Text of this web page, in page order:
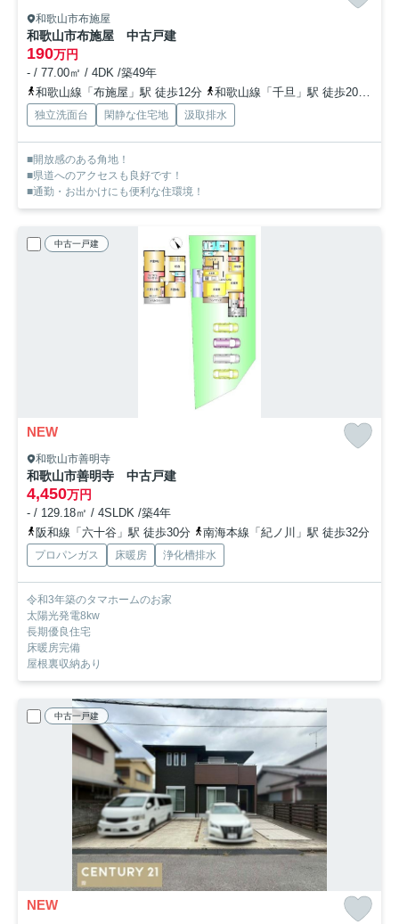
和歌山市布施屋
和歌山市布施屋 中古戸建
190万円
- / 77.00㎡ / 4DK /築49年
和歌山線「布施屋」駅 徒歩12分
和歌山線「千旦」駅 徒歩20分
独立洗面台 閑静な住宅地 汲取排水
■開放感のある角地！
■県道へのアクセスも良好です！
■通勤・お出かけにも便利な住環境！
中古一戸建
NEW
和歌山市善明寺
和歌山市善明寺 中古戸建
4,450万円
- / 129.18㎡ / 4SLDK /築4年
阪和線「六十谷」駅 徒歩30分
南海本線「紀ノ川」駅 徒歩32分
プロパンガス 床暖房 浄化槽排水
令和3年築のタマホームのお家
太陽光発電8kw
長期優良住宅
床暖房完備
屋根裏収納あり
中古一戸建
NEW